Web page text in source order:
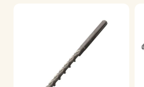
Строительное оборудование
Мойки высокого давления
Хранение инструмента